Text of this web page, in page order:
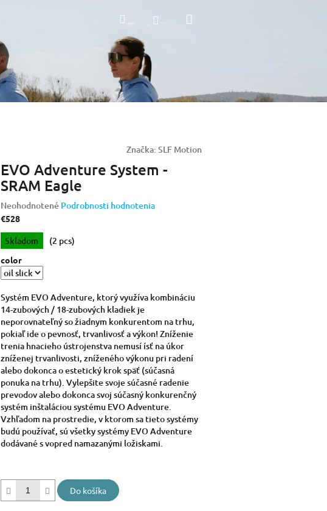
Hľadať Prihlásenie
Značka: SLF Motion
EVO Adventure System -
SRAM Eagle
Priemerné
hodnotenie
je
z
5
Neohodnotené Podrobnosti hodnotenia
€528
Jednotková
cena:
Skladom (2 pcs)
color
Systém EVO Adventure, ktorý využíva kombináciu
14-zubových / 18-zubových kladiek je
neporovnateľný so žiadnym konkurentom na trhu,
pokiaľ ide o pevnosť, trvanlivosť a výkon! Zníženie
trenia hnacieho ústrojenstva nemusí ísť na úkor
zníženej trvanlivosti, zníženého výkonu pri radení
alebo dokonca o estetický krok späť (súčasná
ponuka na trhu). Vylepšite svoje súčasné radenie
prevodov alebo dokonca svoj súčasný konkurenčný
systém inštaláciou systému EVO Adventure.
Vzhľadom na prostredie, v ktorom sa tieto systémy
budú používať, sú všetky systémy EVO Adventure
dodávané s vopred namazanými ložiskami.
Do košíka